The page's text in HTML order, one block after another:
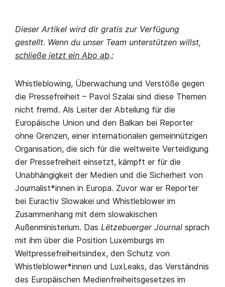
Dieser Artikel wird dir gratis zur Verfügung
gestellt. Wenn du unser Team unterstützen willst,
schließe jetzt ein Abo ab.;
Whistleblowing, Überwachung und Verstöße gegen
die Pressefreiheit – Pavol Szalai sind diese Themen
nicht fremd. Als Leiter der Abteilung für die
Europäische Union und den Balkan bei Reporter
ohne Grenzen, einer internationalen gemeinnützigen
Organisation, die sich für die weltweite Verteidigung
der Pressefreiheit einsetzt, kämpft er für die
Unabhängigkeit der Medien und die Sicherheit von
Journalist*innen in Europa. Zuvor war er Reporter
bei Euractiv Slowakei und Whistleblower im
Zusammenhang mit dem slowakischen
Außenministerium. Das Lëtzebuerger Journal sprach
mit ihm über die Position Luxemburgs im
Weltpressefreiheitsindex, den Schutz von
Whistleblower*innen und LuxLeaks, das Verständnis
des Europäischen Medienfreiheitsgesetzes im